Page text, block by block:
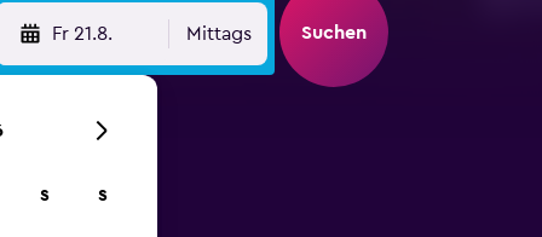
Fr 21.8. Mittags Suchen
S S